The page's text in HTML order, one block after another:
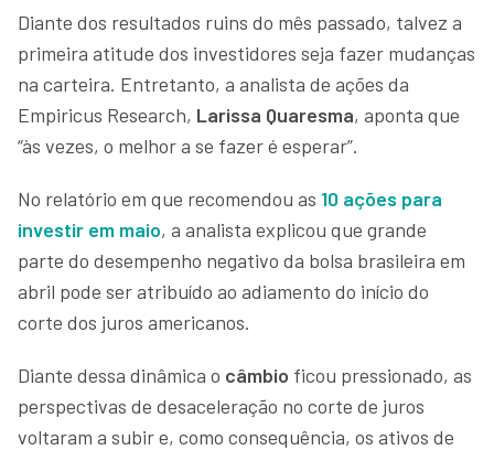
Diante dos resultados ruins do mês passado, talvez a
primeira atitude dos investidores seja fazer mudanças
na carteira. Entretanto, a analista de ações da
Empiricus Research, Larissa Quaresma, aponta que
“às vezes, o melhor a se fazer é esperar”.
No relatório em que recomendou as 10 ações para
investir em maio, a analista explicou que grande
parte do desempenho negativo da bolsa brasileira em
abril pode ser atribuído ao adiamento do início do
corte dos juros americanos.
Diante dessa dinâmica o câmbio ficou pressionado, as
perspectivas de desaceleração no corte de juros
voltaram a subir e, como consequência, os ativos de